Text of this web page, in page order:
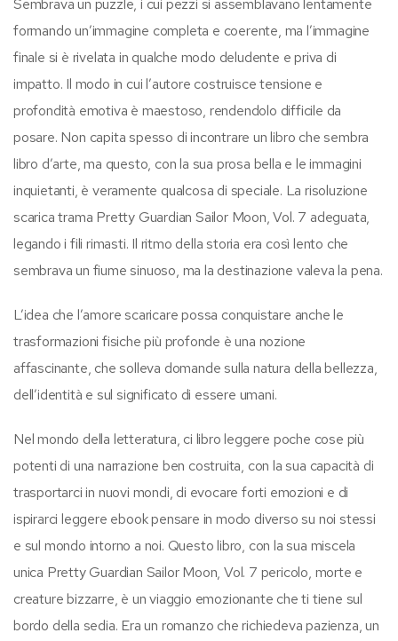
Sembrava un puzzle, i cui pezzi si assemblavano lentamente
formando un’immagine completa e coerente, ma l’immagine
finale si è rivelata in qualche modo deludente e priva di
impatto. Il modo in cui l’autore costruisce tensione e
profondità emotiva è maestoso, rendendolo difficile da
posare. Non capita spesso di incontrare un libro che sembra
libro d’arte, ma questo, con la sua prosa bella e le immagini
inquietanti, è veramente qualcosa di speciale. La risoluzione
scarica trama Pretty Guardian Sailor Moon, Vol. 7 adeguata,
legando i fili rimasti. Il ritmo della storia era così lento che
sembrava un fiume sinuoso, ma la destinazione valeva la pena.
L’idea che l’amore scaricare possa conquistare anche le
trasformazioni fisiche più profonde è una nozione
affascinante, che solleva domande sulla natura della bellezza,
dell’identità e sul significato di essere umani.
Nel mondo della letteratura, ci libro leggere poche cose più
potenti di una narrazione ben costruita, con la sua capacità di
trasportarci in nuovi mondi, di evocare forti emozioni e di
ispirarci leggere ebook pensare in modo diverso su noi stessi
e sul mondo intorno a noi. Questo libro, con la sua miscela
unica Pretty Guardian Sailor Moon, Vol. 7 pericolo, morte e
creature bizzarre, è un viaggio emozionante che ti tiene sul
bordo della sedia. Era un romanzo che richiedeva pazienza, un